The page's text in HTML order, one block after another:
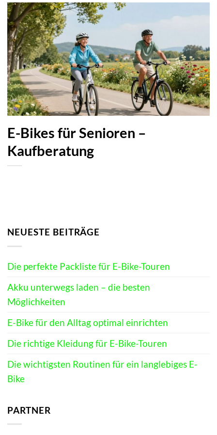
E-Bikes für Senioren –
Kaufberatung
NEUESTE BEITRÄGE
Die perfekte Packliste für E-Bike-Touren
Akku unterwegs laden – die besten
Möglichkeiten
E-Bike für den Alltag optimal einrichten
Die richtige Kleidung für E-Bike-Touren
Die wichtigsten Routinen für ein langlebiges E-
Bike
PARTNER